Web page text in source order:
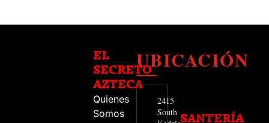
EL
SECRETO
AZTECA
Quienes
Somos
UBICACIÓN
2415
South SANTERÍA